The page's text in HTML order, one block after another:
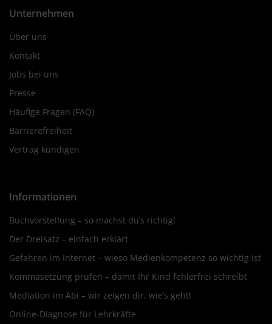
Unternehmen
Über uns
Kontakt
Jobs bei uns
Presse
Häufige Fragen (FAQ)
Barrierefreiheit
Vertrag kündigen
Informationen
Buchvorstellung – so machst du’s richtig!
Der Dreisatz – einfach erklärt
Gefahren im Internet – wieso Medienkompetenz so wichtig ist
Kommasetzung prüfen – damit Ihr Kind fehlerfrei schreibt
Mediation im Abi – wir zeigen dir, wie’s geht!
Online-Diagnose für Lehrkräfte